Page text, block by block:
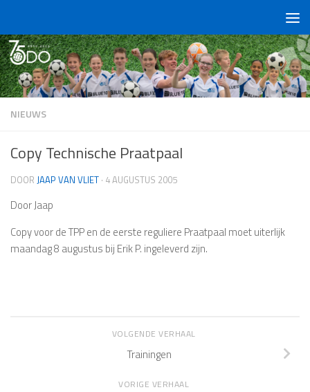
NIEUWS
Copy Technische Praatpaal
DOOR JAAP VAN VLIET · 4 AUGUSTUS 2005
Door Jaap
Copy voor de TPP en de eerste reguliere Praatpaal moet uiterlijk
maandag 8 augustus bij Erik P. ingeleverd zijn.
VOLGENDE VERHAAL
Trainingen
VORIGE VERHAAL